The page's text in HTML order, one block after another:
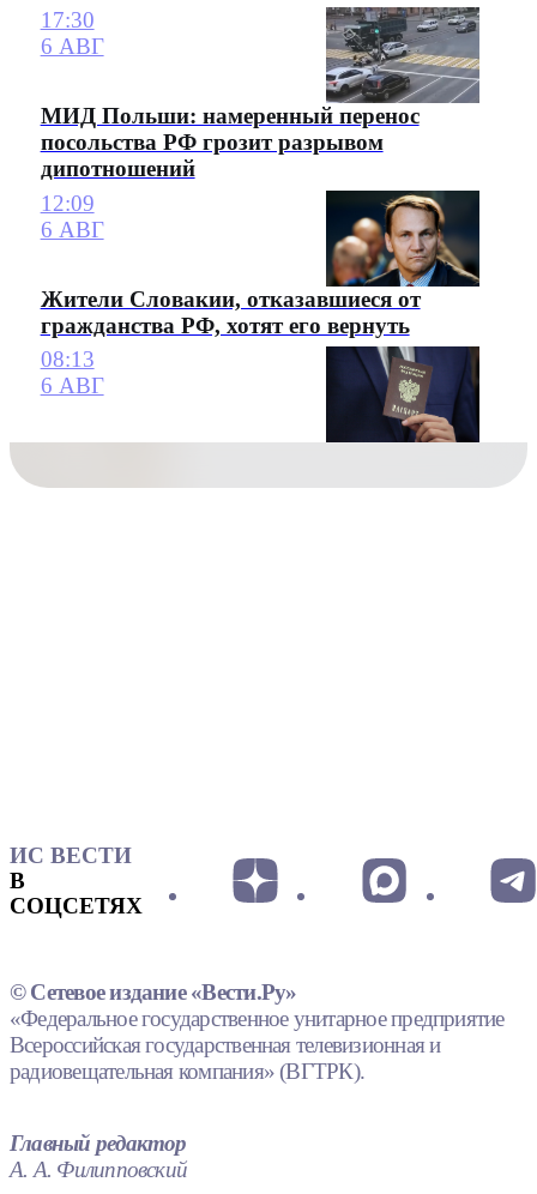
17:30
6 АВГ
МИД Польши: намеренный перенос
посольства РФ грозит разрывом
дипотношений
12:09
6 АВГ
Жители Словакии, отказавшиеся от
гражданства РФ, хотят его вернуть
08:13
6 АВГ
ИС ВЕСТИ
В
СОЦСЕТЯХ
© Сетевое издание «Вести.Ру»
«Федеральное государственное унитарное предприятие
Всероссийская государственная телевизионная и
радиовещательная компания» (ВГТРК).
Главный редактор
А. А. Филипповский